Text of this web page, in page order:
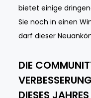
bietet einige
Sie noch in einen
darf dieser
DIE
DIESES